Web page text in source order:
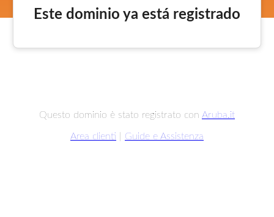
Este dominio ya está registrado
Questo dominio è stato registrato con Aruba.it
Area clienti Guide e Assistenza